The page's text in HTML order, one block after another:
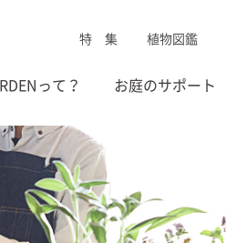
って？ お庭のサポート
特 集 植物図鑑